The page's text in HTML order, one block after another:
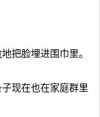
把脸埋进围巾里。
现在也在家庭群里